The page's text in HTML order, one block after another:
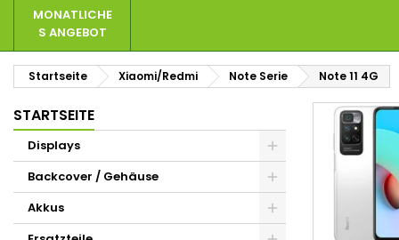
MONATLICHE
S ANGEBOT
Startseite Xiaomi/Redmi Note Serie Note 11 4G
STARTSEITE
Displays
Backcover / Gehäuse
Akkus